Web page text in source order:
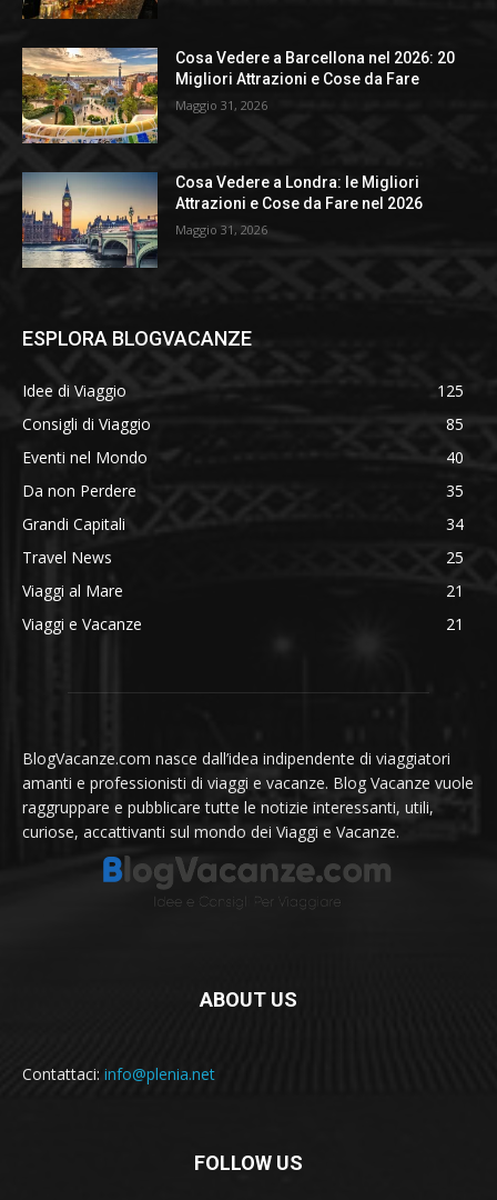
Cosa Vedere a Barcellona nel 2026: 20
Migliori Attrazioni e Cose da Fare
Maggio 31, 2026
Cosa Vedere a Londra: le Migliori
Attrazioni e Cose da Fare nel 2026
Maggio 31, 2026
ESPLORA BLOGVACANZE
Idee di Viaggio
125
Consigli di Viaggio
85
Eventi nel Mondo
40
Da non Perdere
35
Grandi Capitali
34
Travel News
25
Viaggi al Mare
21
Viaggi e Vacanze
21
BlogVacanze.com nasce dall’idea indipendente di viaggiatori
amanti e professionisti di viaggi e vacanze. Blog Vacanze vuole
raggruppare e pubblicare tutte le notizie interessanti, utili,
curiose, accattivanti sul mondo dei Viaggi e Vacanze.
ABOUT US
Contattaci: info@plenia.net
FOLLOW US